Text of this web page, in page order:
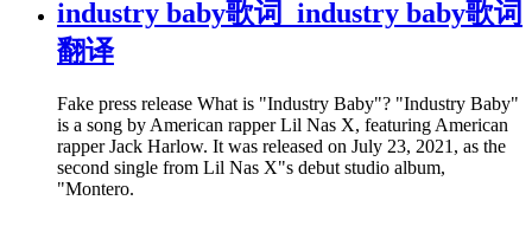
industry baby歌词_industry baby歌词
翻译
Fake press release What is "Industry Baby"? "Industry Baby"
is a song by American rapper Lil Nas X, featuring American
rapper Jack Harlow. It was released on July 23, 2021, as the
second single from Lil Nas X"s debut studio album,
"Montero.